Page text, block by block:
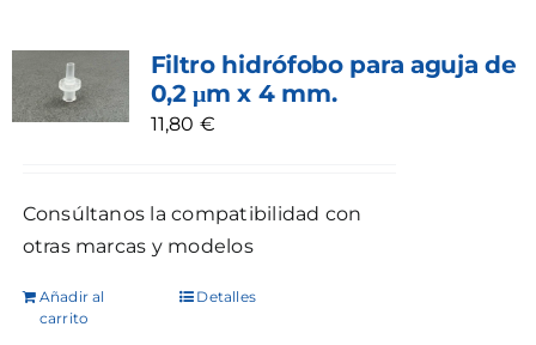
Filtro hidrófobo para aguja de
0,2 μm x 4 mm.
11,80 €
Consúltanos la compatibilidad con
otras marcas y modelos
Añadir al
carrito
Detalles